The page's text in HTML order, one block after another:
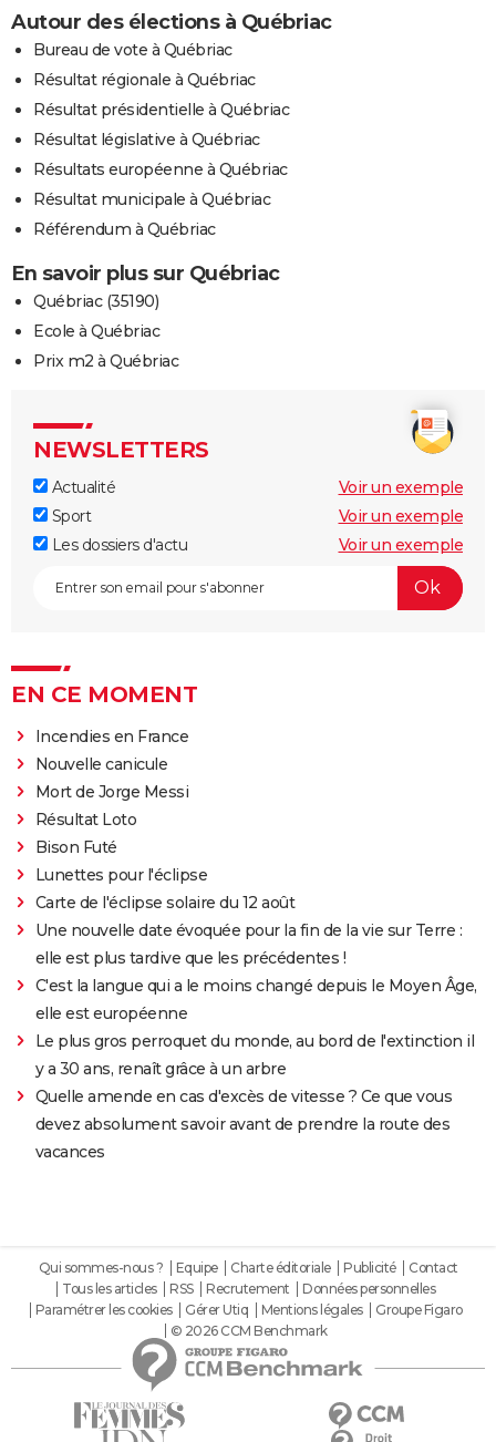
Autour des élections à Québriac
Bureau de vote à Québriac
Résultat régionale à Québriac
Résultat présidentielle à Québriac
Résultat législative à Québriac
Résultats européenne à Québriac
Résultat municipale à Québriac
Référendum à Québriac
En savoir plus sur Québriac
Québriac (35190)
Ecole à Québriac
Prix m2 à Québriac
NEWSLETTERS
Actualité
Voir un exemple
Sport
Voir un exemple
Les dossiers d'actu
Voir un exemple
EN CE MOMENT
Incendies en France
Nouvelle canicule
Mort de Jorge Messi
Résultat Loto
Bison Futé
Lunettes pour l'éclipse
Carte de l'éclipse solaire du 12 août
Une nouvelle date évoquée pour la fin de la vie sur Terre :
elle est plus tardive que les précédentes !
C'est la langue qui a le moins changé depuis le Moyen Âge,
elle est européenne
Le plus gros perroquet du monde, au bord de l'extinction il
y a 30 ans, renaît grâce à un arbre
Quelle amende en cas d'excès de vitesse ? Ce que vous
devez absolument savoir avant de prendre la route des
vacances
Qui sommes-nous ? Equipe Charte éditoriale Publicité
Contact
Tous les articles
RSS Recrutement
Données personnelles
Paramétrer les cookies
Gérer Utiq Mentions légales
Groupe Figaro
© 2026 CCM Benchmark